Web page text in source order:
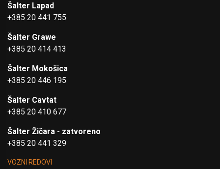
Šalter Lapad
+385 20 441 755
Šalter Grawe
+385 20 414 413
Šalter Mokošica
+385 20 446 195
Šalter Cavtat
+385 20 410 677
Šalter Žičara - zatvoreno
+385 20 441 329
VOZNI REDOVI